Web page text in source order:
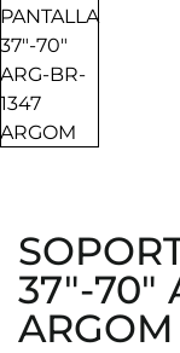
37"-70"
ARGOM